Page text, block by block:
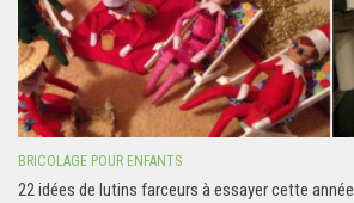
BRICOLAGE POUR ENFANTS
22 idées de lutins farceurs à essayer cette année